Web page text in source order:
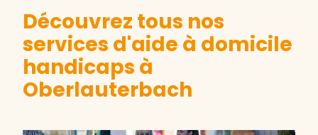
Découvrez tous nos
services d'aide à domicile
handicaps à
Oberlauterbach